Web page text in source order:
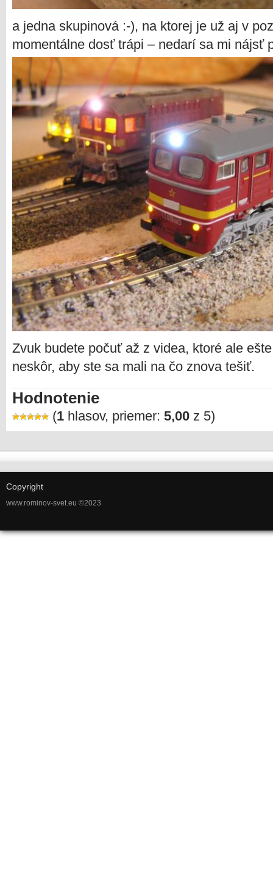
a jedna skupinová :-), na ktorej je už aj v
momentálne dosť trápi – nedarí sa mi nájsť
Zvuk budete počuť až z videa, ktoré ale
neskôr, aby ste sa mali na čo znova tešiť.
Hodnotenie
(1 hlasov, priemer: 5,00 z 5)
Copyright
www.rominov-svet.eu ©2023